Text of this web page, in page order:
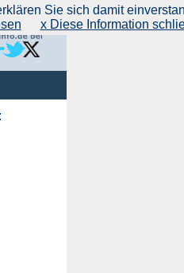
|FeedbackSie sich damit
x Diese Information